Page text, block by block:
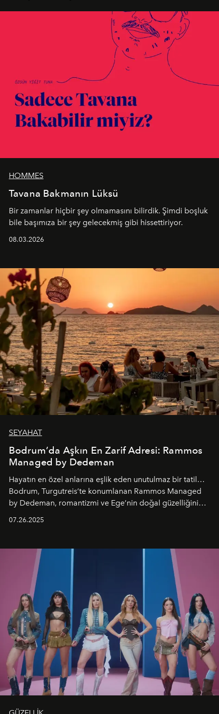
HOMMES
Tavana Bakmanın Lüksü
Bir zamanlar hiçbir şey olmamasını bilirdik. Şimdi boşluk
bile başımıza bir şey gelecekmiş gibi hissettiriyor.
08.03.2026
SEYAHAT
Bodrum’da Aşkın En Zarif Adresi: Rammos
Managed by Dedeman
Hayatın en özel anlarına eşlik eden unutulmaz bir tatil…
Bodrum, Turgutreis’te konumlanan Rammos Managed
by Dedeman, romantizmi ve Ege’nin doğal güzelliğini
07.26.2025